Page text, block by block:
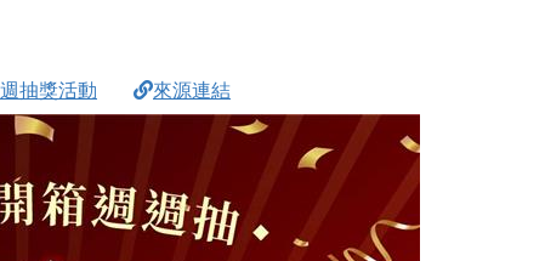
抽獎活動 來源連結